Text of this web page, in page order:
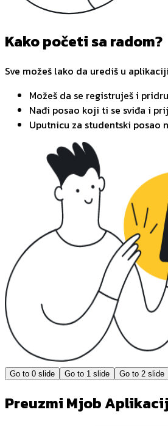
Kako početi sa radom?
Sve možeš lako da urediš u
Možeš da se registruješ i
Nađi posao koji ti se sviđa i
Uputnicu za studentski posao
Go to 0 slide Go to 1 slide Go to 2 slide
Preuzmi Mjob